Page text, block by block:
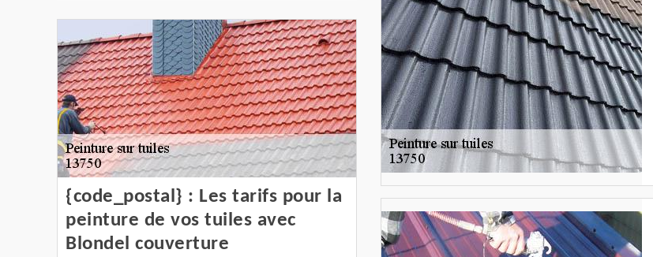
{code_postal} : Les tarifs pour la
peinture de vos tuiles avec
Blondel couverture